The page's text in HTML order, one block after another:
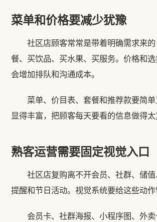
菜单和价格要减少犹豫
社区店顾客常常是带着明确需求来的
餐、买饮品、买水果、买服务。价格和选
会增加排队和沟通成本。
菜单、价目表、套餐和推荐款要简单
显得丰富，把顾客每天要看的信息做得太
熟客运营需要固定视觉入口
社区店复购离不开会员、社群、储值
提醒和节日活动。视觉系统要给这些动作
会员卡、社群海报、小程序图、外卖